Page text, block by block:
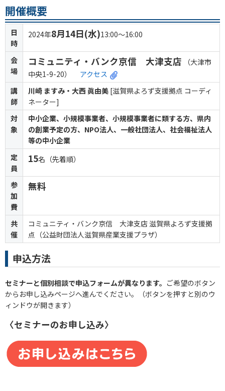
開催概要
日
時
2024年8月14日(水)13:00～16:00
会
場
コミュニティ・バンク京信 大津支店 （大津市
中央1-9-20） アクセス
講
師
川崎 ますみ・大西 眞由美 [滋賀県よろず支援拠点 コーディ
ネーター]
対
象
中小企業、小規模事業者、小規模事業者に類する方、県内
の創業予定の方、NPO法人、一般社団法人、社会福祉法人
等の中小企業
定
員
15名（先着順）
参
加
費
無料
共
催
コミュニティ・バンク京信 大津支店 滋賀県よろず支援拠
点（公益財団法人滋賀県産業支援プラザ）
申込方法
セミナーと個別相談で申込フォームが異なります。 ご希望のボタン
からお申し込みページへ進んでください。（ボタンを押すと別のウ
ィンドウが開きます）
〈セミナーのお申し込み〉